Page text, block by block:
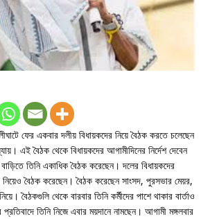
ফের একবার দলীয় বিধায়কদের নিয়ে বৈঠক করতে চলেছেন
এই বৈঠক থেকে বিধায়কদের আগামীদিনের নির্দেশ দেবেন
তিনি একাধিক বৈঠক করেছেন। দলের বিধায়কদের
নিয়েও বৈঠক করেছেন। বৈঠক করেছেন সাংসদ, পুরসভার মেয়র,
বৈঠকগুলি থেকে বারবার তিনি কর্মীদের পাশে থাকার বার্তাও
তিনি নিজে এবার ময়দানে নামছেন। আগামী মঙ্গলবার